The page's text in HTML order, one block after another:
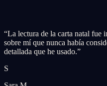
“La lectura de la carta natal fue
sobre mí que nunca había
detallada que he usado.”
S